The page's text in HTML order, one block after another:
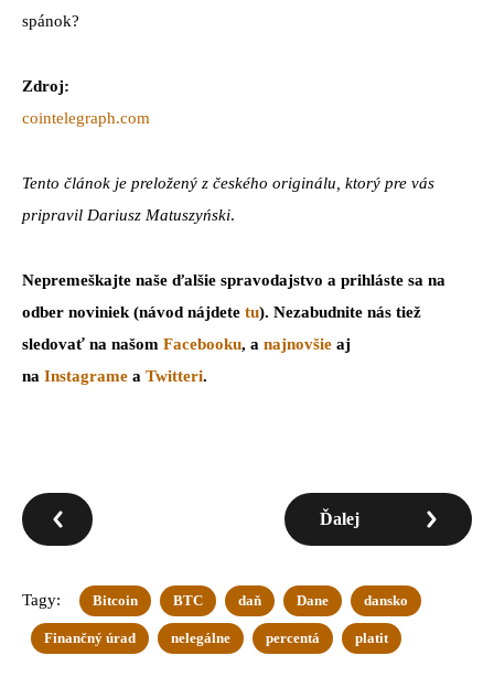
spánok?
Zdroj:
cointelegraph.com
Tento článok je preložený z českého originálu, ktorý pre vás
pripravil Dariusz Matuszyński.
Nepremeškajte naše ďalšie spravodajstvo a prihláste sa na
odber noviniek (návod nájdete tu). Nezabudnite nás tiež
sledovať na našom Facebooku, a najnovšie aj
na Instagrame a Twitteri.
Ďalej
Tagy: Bitcoin BTC daň Dane dansko
Finančný úrad nelegálne percentá platit